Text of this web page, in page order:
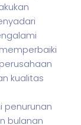
kualitas
penurunan
bulanan